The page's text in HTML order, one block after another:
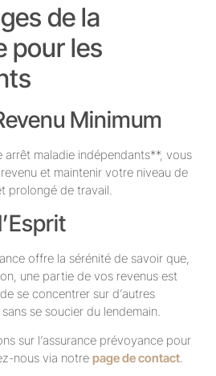
de la
pour les
Minimum
maladie indépendants**, vous
et maintenir votre niveau de
prolongé de travail.
offre la sérénité de savoir que,
une partie de vos revenus est
se concentrer sur d’autres
se soucier du lendemain.
sur l’assurance prévoyance pour
nous via notre page de contact.